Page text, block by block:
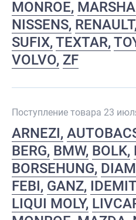
MONROE
NISSENS RENAULT
SUFIX TEXTAR
VOLVO ZF
Поступление товара 23
ARNEZI
BERG BMW BOLK
BORSEHUNG
FEBI GANZ
LIQUI MOLY